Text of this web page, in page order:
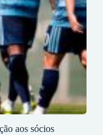
aos sócios